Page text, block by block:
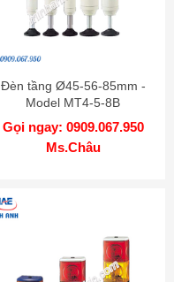
Đèn tầng Ø45-56-85mm -
Model MT4-5-8B
Gọi ngay: 0909.067.950
Ms.Châu